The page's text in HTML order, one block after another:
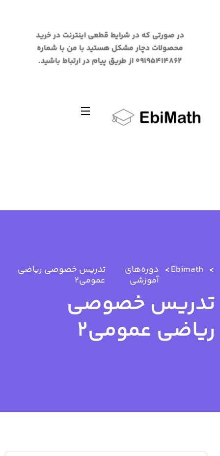
در صورتی که در شرایط قطعی اینترنت در خرید
محصولات دچار مشکل هستید با من با شماره
09195414862 از طریق پیام در ارتباط باشید.
Ebimath دوره‌های
آموزشی
تدریس خصوصی ریاضی
عمومی2
تدریس خصوصی
ریاضی عمومی2